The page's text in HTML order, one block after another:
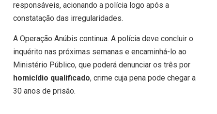
responsáveis, acionando a polícia logo após a
constatação das irregularidades.
A Operação Anúbis continua. A polícia deve concluir o
inquérito nas próximas semanas e encaminhá-lo ao
Ministério Público, que poderá denunciar os três por
homicídio qualificado, crime cuja pena pode chegar a
30 anos de prisão.